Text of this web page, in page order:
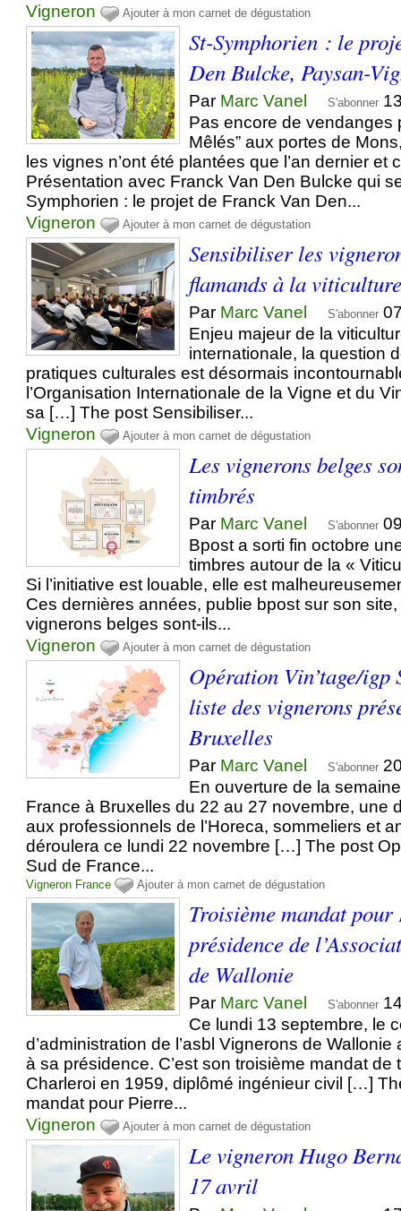
Vigneron
Ajouter à mon carnet de dégustation
St-Symphorien : le
Den Bulcke, Paysan-
Par Marc Vanel S'abonner
Pas encore de vendanges
Mêlés” aux portes de
les vignes n’ont été plantées que l’an dernier et
Présentation avec Franck Van Den Bulcke qui
Symphorien : le projet de Franck Van Den...
Vigneron
Ajouter à mon carnet de dégustation
Sensibiliser les
flamands à la
Par Marc Vanel S'abonner
Enjeu majeur de la
internationale, la question
pratiques culturales est désormais
l’Organisation Internationale de la Vigne et du
sa […] The post Sensibiliser...
Vigneron
Ajouter à mon carnet de dégustation
Les vignerons belges
timbrés
Par Marc Vanel S'abonner
Bpost a sorti fin octobre
timbres autour de la «
Si l’initiative est louable, elle est
Ces dernières années, publie bpost sur son
vignerons belges sont-ils...
Vigneron
Ajouter à mon carnet de dégustation
Opération Vin’tage/igp
liste des vignerons
Bruxelles
Par Marc Vanel S'abonner
En ouverture de la
France à Bruxelles du 22 au 27 novembre, une
aux professionnels de l’Horeca, sommeliers et
déroulera ce lundi 22 novembre […] The post
Sud de France...
Vigneron France Ajouter à mon carnet de dégustation
Troisième mandat
présidence de
de Wallonie
Par Marc Vanel S'abonner
Ce lundi 13 septembre, le
d’administration de l’asbl Vignerons de
à sa présidence. C’est son troisième mandat de
Charleroi en 1959, diplômé ingénieur civil […]
mandat pour Pierre...
Vigneron
Ajouter à mon carnet de dégustation
Le vigneron Hugo
17 avril